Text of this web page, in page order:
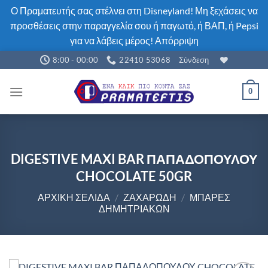
Ο Πραματευτής σας στέλνει στη Disneyland! Μη ξεχάσεις να
προσθέσεις στην παραγγελία σου ή παγωτό, ή ΒΑΠ, ή Pepsi
για να λάβεις μέρος! Απόρριψη
Μετάβαση
στο
περιεχόμενο
8:00 - 00:00 22410 53068 Σύνδεση
0
DIGESTIVE MAXI BAR ΠΑΠΑΔΟΠΟΥΛΟΥ
CHOCOLATE 50GR
ΑΡΧΙΚΉ ΣΕΛΊΔΑ / ΖΑΧΑΡΏΔΗ / ΜΠΆΡΕΣ
ΔΗΜΗΤΡΙΑΚΏΝ